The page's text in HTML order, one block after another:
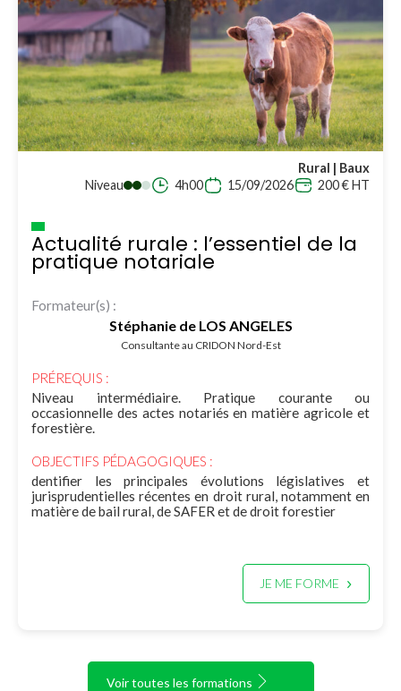
Rural | Baux
Niveau
4h00 15/09/2026 200 € HT
Actualité rurale : l’essentiel de la
pratique notariale
Formateur(s) :
Stéphanie de LOS ANGELES
Consultante au CRIDON Nord-Est
PRÉREQUIS :
Niveau intermédiaire. Pratique courante ou
occasionnelle des actes notariés en matière agricole et
forestière.
OBJECTIFS PÉDAGOGIQUES :
dentifier les principales évolutions législatives et
jurisprudentielles récentes en droit rural, notamment en
matière de bail rural, de SAFER et de droit forestier
JE ME FORME
Voir toutes les formations